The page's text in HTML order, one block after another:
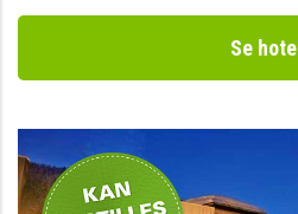
Se hotel
Privat